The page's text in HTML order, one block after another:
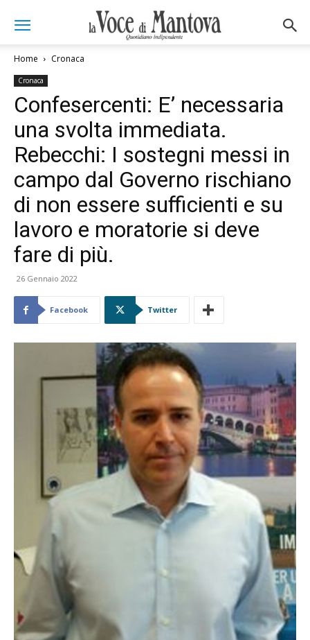
Home Cronaca
Cronaca
Confesercenti: E’ necessaria
una svolta immediata.
Rebecchi: I sostegni messi in
campo dal Governo rischiano
di non essere sufficienti e su
lavoro e moratorie si deve
fare di più.
26 Gennaio 2022
Facebook Twitter